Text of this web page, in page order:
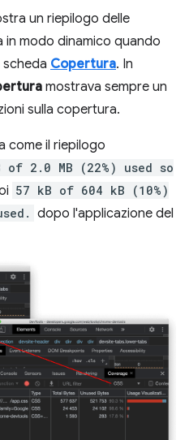
un riepilogo delle
modo dinamico quando
Copertura. In
mostrava sempre un
sulla copertura.
come il riepilogo
of 2.0 MB (22%) used so
57 kB of 604 kB (10%)
dopo l'applicazione del